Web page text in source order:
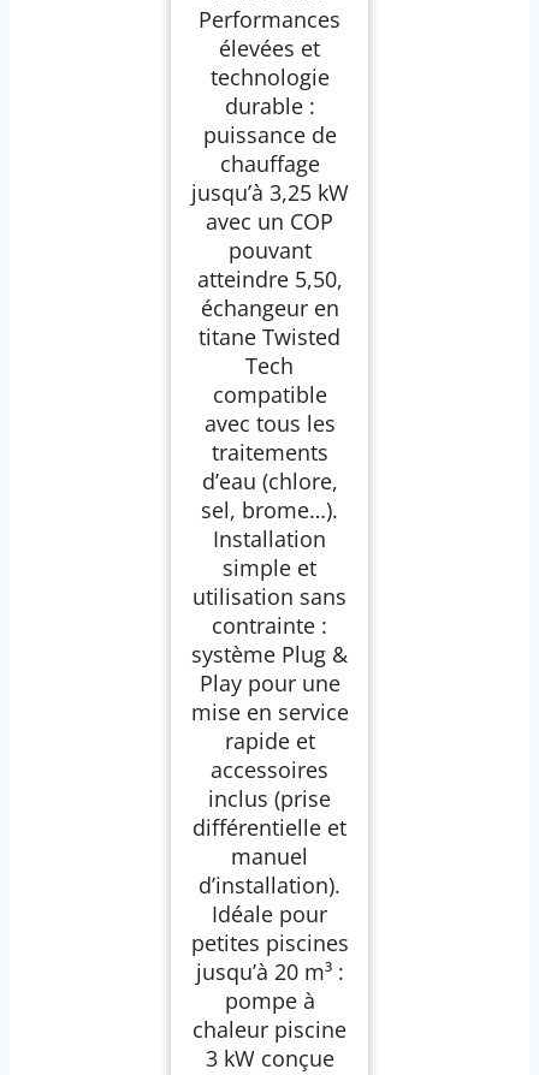
Performances
élevées et
technologie
durable :
puissance de
chauffage
jusqu’à 3,25 kW
avec un COP
pouvant
atteindre 5,50,
échangeur en
titane Twisted
Tech
compatible
avec tous les
traitements
d’eau (chlore,
sel, brome…).
Installation
simple et
utilisation sans
contrainte :
système Plug &
Play pour une
mise en service
rapide et
accessoires
inclus (prise
différentielle et
manuel
d’installation).
Idéale pour
petites piscines
jusqu’à 20 m³ :
pompe à
chaleur piscine
3 kW conçue